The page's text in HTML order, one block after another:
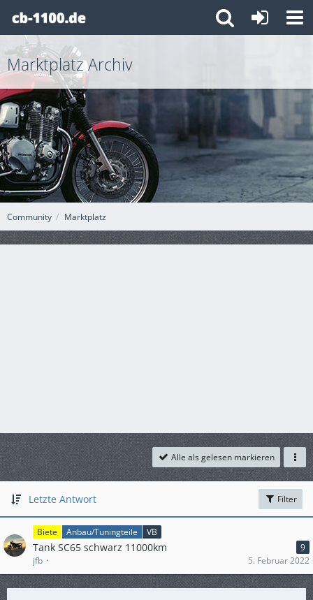
Community Marktplatz
Marktplatz Archiv
Alle als gelesen markieren
Letzte Antwort Filter
Biete Anbau/Tuningteile VB
Tank SC65 schwarz 11000km
9
jfb
5. Februar 2022